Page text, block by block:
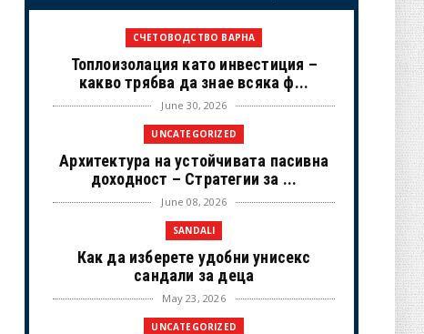
СЧЕТОВОДСТВО ВАРНА
Топлоизолация като инвестиция –
какво трябва да знае всяка ф...
June 30, 2026
UNCATEGORIZED
Архитектура на устойчивата пасивна
доходност – Стратегии за ...
June 08, 2026
SANDALI
Как да изберете удобни унисекс
сандали за деца
May 23, 2026
UNCATEGORIZED